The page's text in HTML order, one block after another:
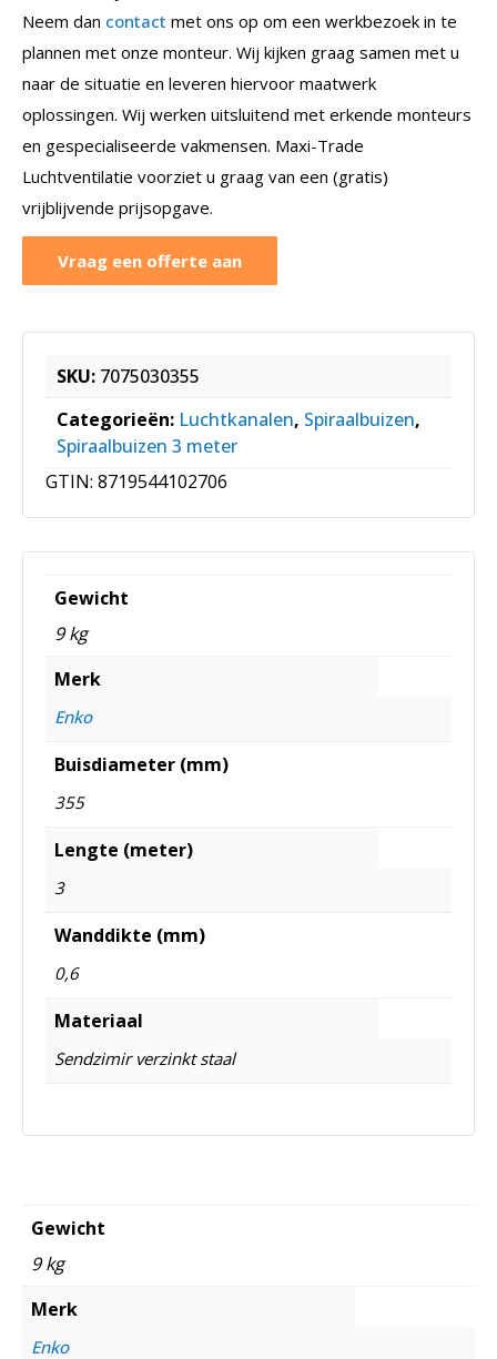
Neem dan contact met ons op om een werkbezoek in te
plannen met onze monteur. Wij kijken graag samen met u
naar de situatie en leveren hiervoor maatwerk
oplossingen. Wij werken uitsluitend met erkende monteurs
en gespecialiseerde vakmensen. Maxi-Trade
Luchtventilatie voorziet u graag van een (gratis)
vrijblijvende prijsopgave.
Vraag een offerte aan
SKU: 7075030355
Categorieën: Luchtkanalen, Spiraalbuizen,
Spiraalbuizen 3 meter
GTIN: 8719544102706
Gewicht
9 kg
Merk
Enko
Buisdiameter (mm)
355
Lengte (meter)
3
Wanddikte (mm)
0,6
Materiaal
Sendzimir verzinkt staal
Gewicht
9 kg
Merk
Enko